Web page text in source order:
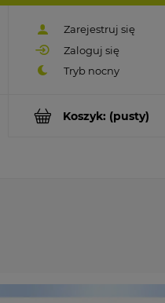
Zarejestruj się
Zaloguj się
Koszyk: (pusty)